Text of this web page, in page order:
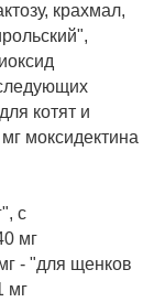
крахмал,
котят и
моксидектина
с
мг
- "для щенков
мг